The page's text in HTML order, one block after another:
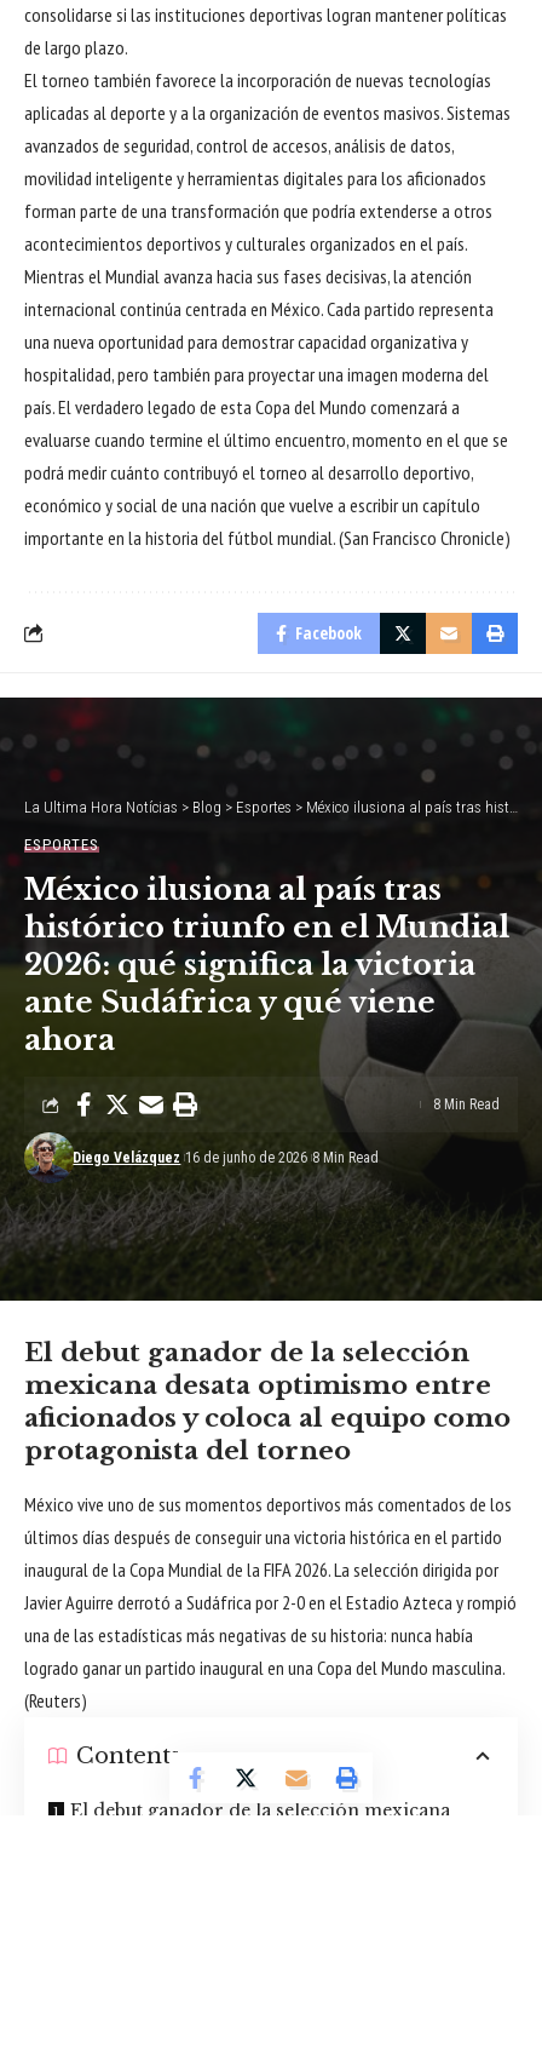
consolidarse si las instituciones deportivas logran mantener políticas
de largo plazo.
El torneo también favorece la incorporación de nuevas tecnologías
aplicadas al deporte y a la organización de eventos masivos. Sistemas
avanzados de seguridad, control de accesos, análisis de datos,
movilidad inteligente y herramientas digitales para los aficionados
forman parte de una transformación que podría extenderse a otros
acontecimientos deportivos y culturales organizados en el país.
Mientras el Mundial avanza hacia sus fases decisivas, la atención
internacional continúa centrada en México. Cada partido representa
una nueva oportunidad para demostrar capacidad organizativa y
hospitalidad, pero también para proyectar una imagen moderna del
país. El verdadero legado de esta Copa del Mundo comenzará a
evaluarse cuando termine el último encuentro, momento en el que se
podrá medir cuánto contribuyó el torneo al desarrollo deportivo,
económico y social de una nación que vuelve a escribir un capítulo
importante en la historia del fútbol mundial. (San Francisco Chronicle)
Facebook
La Ultima Hora Notícias > Blog > Esportes > México ilusiona al país tras histórico triunfo en el Mundial 2026: qué significa la victoria ante Sudáfrica y qué viene ahora
ESPORTES
México ilusiona al país tras
histórico triunfo en el Mundial
2026: qué significa la victoria
ante Sudáfrica y qué viene
ahora
Diego Velázquez 16 de junho de 2026 8 Min Read
8 Min Read
El debut ganador de la selección
mexicana desata optimismo entre
aficionados y coloca al equipo como
protagonista del torneo
México vive uno de sus momentos deportivos más comentados de los
últimos días después de conseguir una victoria histórica en el partido
inaugural de la Copa Mundial de la FIFA 2026. La selección dirigida por
Javier Aguirre derrotó a Sudáfrica por 2-0 en el Estadio Azteca y rompió
una de las estadísticas más negativas de su historia: nunca había
logrado ganar un partido inaugural en una Copa del Mundo masculina.
(Reuters)
Contents
El debut ganador de la selección mexicana